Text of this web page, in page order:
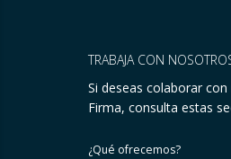
TRABAJA CON
Si deseas colaborar con
Firma, consulta estas
¿Qué ofrecemos?